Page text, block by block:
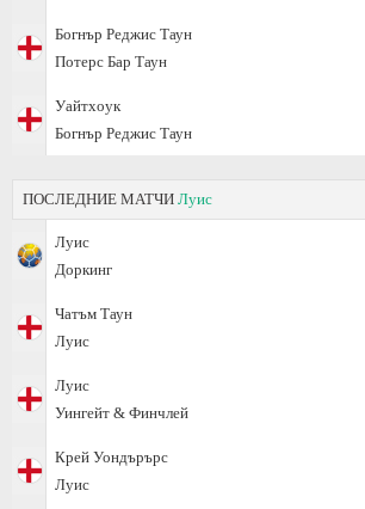
Богнър Реджис Таун
Потeрс Бар Таун
Уайтхоук
Богнър Реджис Таун
ПОСЛЕДНИЕ МАТЧИ Луис
Луис
Доркинг
Чатъм Таун
Луис
Луис
Уингейт & Финчлей
Крей Уондърърс
Луис